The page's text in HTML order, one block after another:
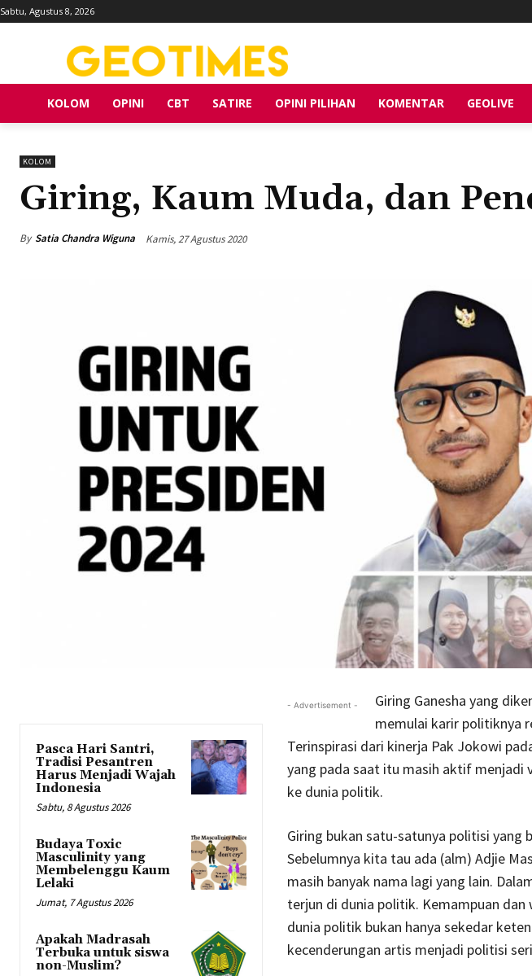
Sabtu, Agustus 8, 2026
KOLOM OPINI CBT SATIRE OPINI PILIHAN KOMENTAR GEOLIVE
KOLOM
Giring, Kaum Muda, dan
By Satia Chandra Wiguna Kamis, 27 Agustus 2020
Pasca Hari Santri,
Tradisi Pesantren
Harus Menjadi Wajah
Indonesia
Sabtu, 8 Agustus 2026
Budaya Toxic
Masculinity yang
Membelenggu Kaum
Lelaki
Jumat, 7 Agustus 2026
Apakah Madrasah
Terbuka untuk siswa
non-Muslim?
- Advertisement -
Giring Ganesha yang
memulai karir politiknya
Terinspirasi dari kinerja Pak Jokowi
yang pada saat itu masih aktif menjadi
ke dunia politik.
Giring bukan satu-satunya politisi yang
Sebelumnya kita tau ada (alm) Adjie
masih banyak nama lagi yang lain.
terjun di dunia politik. Kemampuan
dunia politik bukan hanya sekedar
kecenderungan artis menjadi politisi